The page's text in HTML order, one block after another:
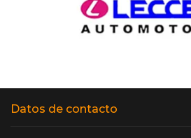
Datos de contacto